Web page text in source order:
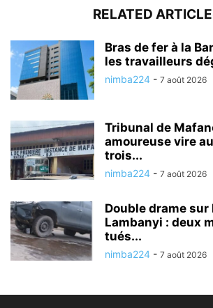
RELATED
Bras de fer à la
les travailleurs
nimba224 - 7 août 2026
Tribunal de
amoureuse vire
trois...
nimba224 - 7 août 2026
Double drame
Lambanyi : deux
tués...
nimba224 - 7 août 2026